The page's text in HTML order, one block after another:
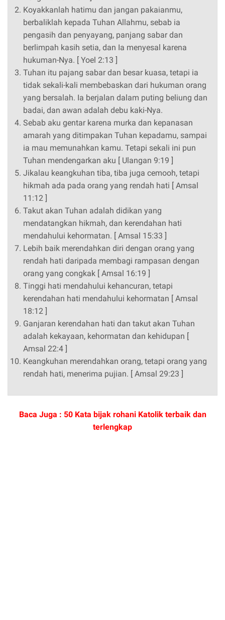
Koyakkanlah hatimu dan jangan pakaianmu,
berbaliklah kepada Tuhan Allahmu, sebab ia
pengasih dan penyayang, panjang sabar dan
berlimpah kasih setia, dan Ia menyesal karena
hukuman-Nya. [ Yoel 2:13 ]
Tuhan itu pajang sabar dan besar kuasa, tetapi ia
tidak sekali-kali membebaskan dari hukuman orang
yang bersalah. Ia berjalan dalam puting beliung dan
badai, dan awan adalah debu kaki-Nya.
Sebab aku gentar karena murka dan kepanasan
amarah yang ditimpakan Tuhan kepadamu, sampai
ia mau memunahkan kamu. Tetapi sekali ini pun
Tuhan mendengarkan aku [ Ulangan 9:19 ]
Jikalau keangkuhan tiba, tiba juga cemooh, tetapi
hikmah ada pada orang yang rendah hati [ Amsal
11:12 ]
Takut akan Tuhan adalah didikan yang
mendatangkan hikmah, dan kerendahan hati
mendahului kehormatan. [ Amsal 15:33 ]
Lebih baik merendahkan diri dengan orang yang
rendah hati daripada membagi rampasan dengan
orang yang congkak [ Amsal 16:19 ]
Tinggi hati mendahului kehancuran, tetapi
kerendahan hati mendahului kehormatan [ Amsal
18:12 ]
Ganjaran kerendahan hati dan takut akan Tuhan
adalah kekayaan, kehormatan dan kehidupan [
Amsal 22:4 ]
Keangkuhan merendahkan orang, tetapi orang yang
rendah hati, menerima pujian. [ Amsal 29:23 ]
Baca Juga : 50 Kata bijak rohani Katolik terbaik dan
terlengkap